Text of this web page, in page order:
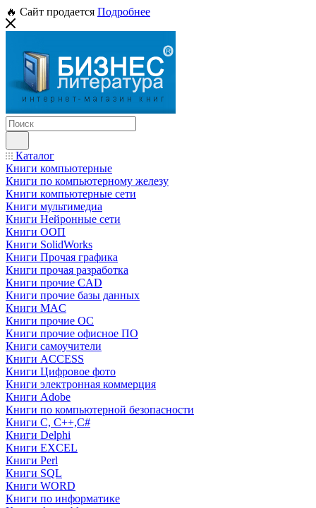
🔥 Сайт продается Подробнее
Каталог
Книги компьютерные
Книги по компьютерному железу
Книги компьютерные сети
Книги мультимедиа
Книги Нейронные сети
Книги ООП
Книги SolidWorks
Книги Прочая графика
Книги прочая разработка
Книги прочие CAD
Книги прочие базы данных
Книги MAC
Книги прочие ОС
Книги прочие офисное ПО
Книги самоучители
Книги ACCESS
Книги Цифровое фото
Книги электронная коммерция
Книги Adobe
Книги по компьютерной безопасности
Книги C, C++,С#
Книги Delphi
Книги EXCEL
Книги Perl
Книги SQL
Книги WORD
Книги по информатике